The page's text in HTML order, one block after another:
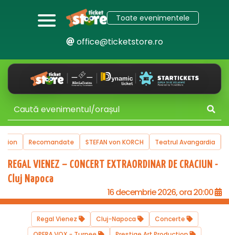
Toate evenimentele
office@ticketstore.ro
Recomandate STEFAN von KORCH Teatrul Avangardia
REGAL VIENEZ – CONCERT EXTRAORDINAR DE CRACIUN -
Cluj Napoca
16 decembrie 2026, ora 20:00
Regal Vienez Cluj-Napoca
Concerte